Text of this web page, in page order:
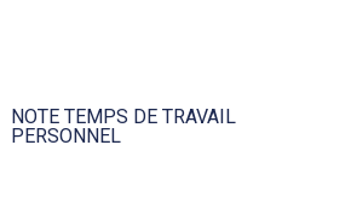
NOTE TEMPS DE TRAVAIL
PERSONNEL